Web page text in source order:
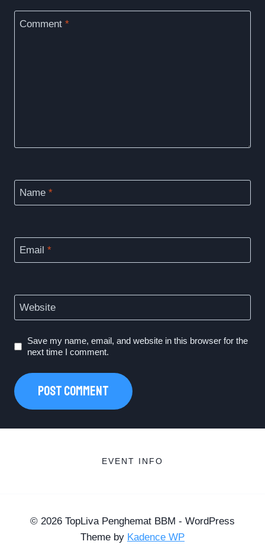
Comment *
Name *
Email *
Website
Save my name, email, and website in this browser for the
next time I comment.
EVENT INFO
© 2026 TopLiva Penghemat BBM - WordPress
Theme by Kadence WP